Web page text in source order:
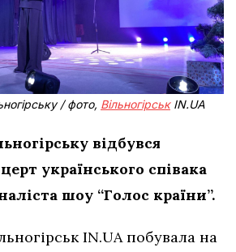
/ фото, ВільногірськIN.UA
відбувся
українського співака
шоу “Голос країни”.
IN.UA побувала на